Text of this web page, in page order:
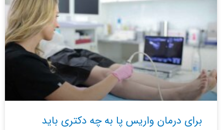
برای درمان واریس پا به چه دکتری باید